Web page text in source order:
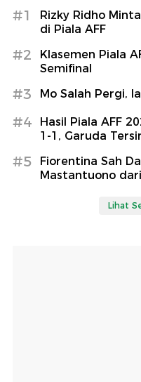
#1
Rizky Ridho
di Piala AFF
#2
Klasemen Piala
Semifinal
#3 Mo Salah Pergi,
#4
Hasil Piala AFF
1-1, Garuda
#5
Fiorentina Sah
Mastantuono
Lihat